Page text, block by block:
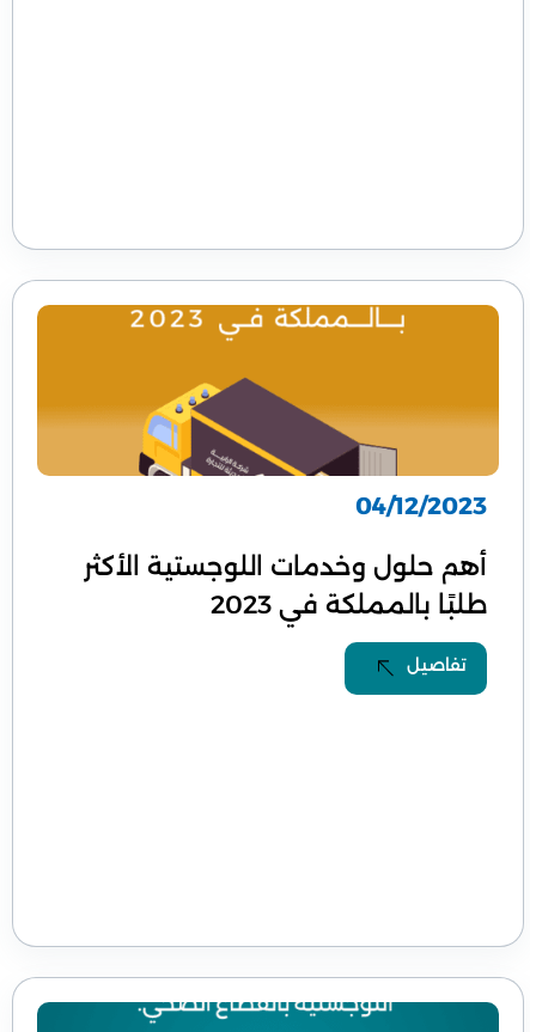
04/12/2023
أهم حلول وخدمات اللوجستية الأكثر
طلبًا بالمملكة في 2023
تفاصيل